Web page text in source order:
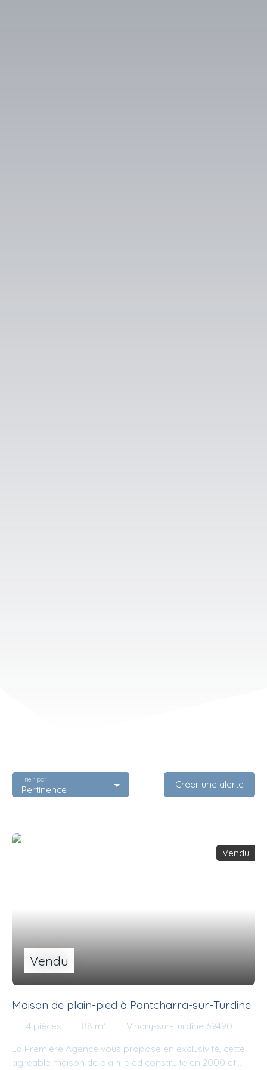
Pertinence
Trier par Créer une alerte
Vendu
Vendu
Maison de plain-pied à Pontcharra-sur-Turdine
4 pièces 88 m²
Vindry-sur-Turdine 69490
La Première Agence vous propose en exclusivité, cette
agréable maison de plain-pied construite en 2000 et